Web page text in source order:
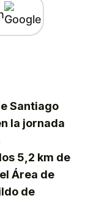
Santiago
la jornada
5,2 km de
Área de
de